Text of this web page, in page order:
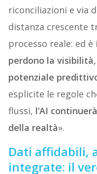
riconciliazioni e via
distanza crescente
processo reale: ed
perdono la
potenziale
esplicite le regole
flussi, l’AI
della realtà».
Dati affidabili,
integrate: il